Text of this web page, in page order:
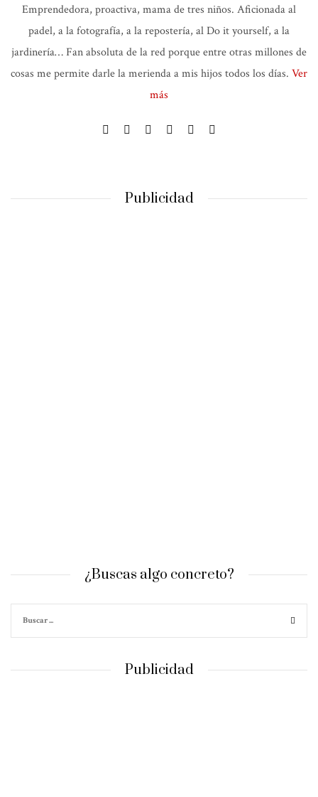
Emprendedora, proactiva, mama de tres niños. Aficionada al
padel, a la fotografía, a la repostería, al Do it yourself, a la
jardinería… Fan absoluta de la red porque entre otras millones de
cosas me permite darle la merienda a mis hijos todos los días. Ver
más
Publicidad
¿Buscas algo concreto?
Publicidad